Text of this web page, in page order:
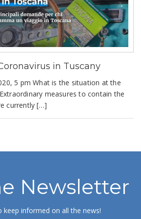
in Tuscany
5 pm What is the situation at the
measures to contain the
currently […]
Newsletter
keep informed on all the news!